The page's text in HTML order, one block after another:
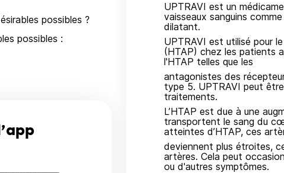
possibles ?
possibles :
UPTRAVI est un
vaisseaux sanguins
dilatant.
UPTRAVI est utilisé pour
(HTAP) chez les patients
l'HTAP telles que les
antagonistes des
type 5. UPTRAVI peut
traitements.
L’HTAP est due à une
transportent le sang du
atteintes d’HTAP, ces
deviennent plus étroites,
artères. Cela peut
ou d'autres symptômes.